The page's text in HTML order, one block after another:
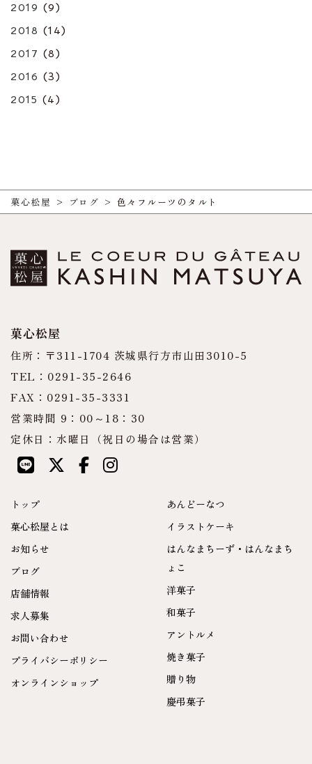
2019 (9)
2018 (14)
2017 (8)
2016 (3)
2015 (4)
菓心松屋 > ブログ > 色々フルーツのタルト
菓心松屋
住所：〒311-1704 茨城県行方市山田3010-5
TEL：0291-35-2646
FAX：0291-35-3331
営業時間 9：00～18：30
定休日：水曜日（祝日の場合は営業）
トップ
菓心松屋とは
お知らせ
ブログ
店舗情報
求人募集
お問い合わせ
プライバシーポリシー
オンラインショップ
あんどーなつ
イラストケーキ
はんなまちーず・はんなまち
ょこ
洋菓子
和菓子
アントルメ
焼き菓子
贈り物
慶弔菓子